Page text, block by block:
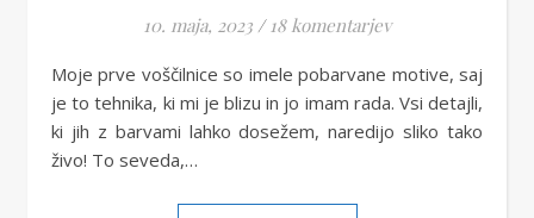
10. maja, 2023 / 18 komentarjev
Moje prve voščilnice so imele pobarvane motive, saj
je to tehnika, ki mi je blizu in jo imam rada. Vsi detajli,
ki jih z barvami lahko dosežem, naredijo sliko tako
živo! To seveda,…